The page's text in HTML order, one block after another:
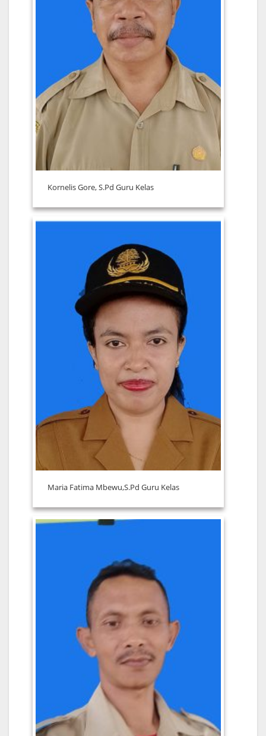
Kornelis Gore, S.Pd Guru Kelas
Maria Fatima Mbewu,S.Pd Guru Kelas